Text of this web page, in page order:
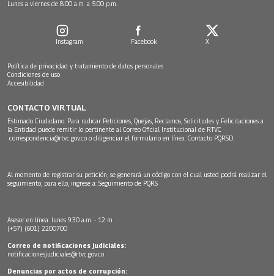
Lunes a viernes de 8:00 a.m. a 5:00 p.m.
Instagram Facebook X
Política de privacidad y tratamiento de datos personales
Condiciones de uso
Accesibilidad
CONTACTO VIRTUAL
Estimado Ciudadano: Para radicar Peticiones, Quejas, Reclamos, Solicitudes y Felicitaciones a
la Entidad puede remitir lo pertinente al Correo Oficial Institucional de RTVC
correspondencia@rtvc.gov.co o diligenciar el formulario en línea: Contacto PQRSD.
Al momento de registrar su petición, se generará un código con el cual usted podrá realizar el
seguimiento, para ello, ingrese a: Seguimiento de PQRS
Asesor en línea: lunes 9:30 a.m. - 12 m
(+57) (601) 2200700
Correo de notificaciones judiciales:
notificacionesjudiciales@rtvc.gov.co
Denuncias por actos de corrupción: